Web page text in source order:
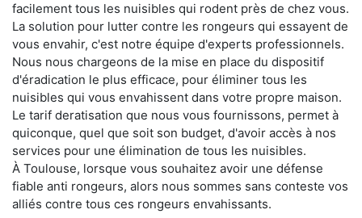
facilement tous les nuisibles qui rodent près de chez vous.
La solution pour lutter contre les rongeurs qui essayent de
vous envahir, c'est notre équipe d'experts professionnels.
Nous nous chargeons de la mise en place du dispositif
d'éradication le plus efficace, pour éliminer tous les
nuisibles qui vous envahissent dans votre propre maison.
Le tarif deratisation que nous vous fournissons, permet à
quiconque, quel que soit son budget, d'avoir accès à nos
services pour une élimination de tous les nuisibles.
À Toulouse, lorsque vous souhaitez avoir une défense
fiable anti rongeurs, alors nous sommes sans conteste vos
alliés contre tous ces rongeurs envahissants.